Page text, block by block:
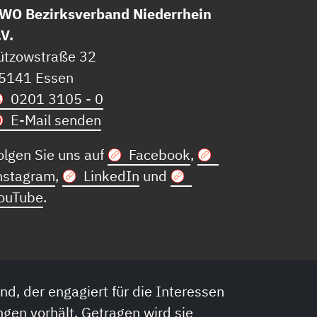
Bezirksverband Niederrhein
32
Essen
0201 3105 - 0
E-Mail senden
Sie uns auf
Facebook,
, LinkedIn und
.
der engagiert für die Interessen
vorhält. Getragen wird sie